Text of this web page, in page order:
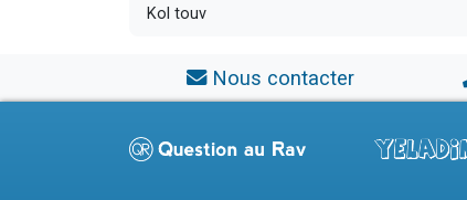
Kol touv
Nous contacter